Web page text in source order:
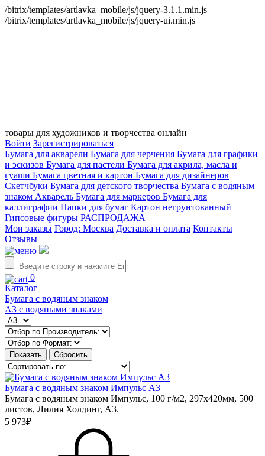
/bitrix/templates/artlavka_mobile/js/jquery-3.1.1.min.js
/bitrix/templates/artlavka_mobile/js/jquery-ui.min.js
товары для художников и творчества онлайн
Войти Зарегистрироваться
Бумага для акварели Бумага для черчения Бумага для графики
и эскизов Бумага для пастели Бумага для акрила, масла и
гуаши Бумага цветная и картон Бумага для дизайнеров
Скетчбуки Бумага для детского творчества Бумага с водяным
знаком Акварель Бумага для маркеров Бумага для
каллиграфии Папки для бумаг Картон негрунтованный
Гипсовые фигуры РАСПРОДАЖА
Мои заказы Город: Москва Доставка и оплата Контакты
Отзывы
0
Каталог
Бумага с водяным знаком
А3 с водяными знаками
Бумага с водяным знаком Импульс А3
Бумага с водяным знаком Импульс, 100 г/м2, 297х420мм, 500
листов, Лилия Холдинг, А3.
5 973₽